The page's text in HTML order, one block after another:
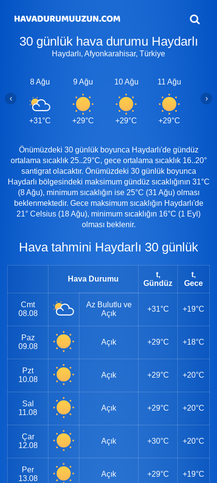
30 günlük hava durumu Haydarlı
Haydarlı, Afyonkarahisar, Türkiye
8 Ağu
+31°C
9 Ağu
+29°C
10 Ağu
+29°C
11 Ağu
+29°C
‹ ›
Önümüzdeki 30 günlük boyunca Haydarlı'de gündüz
ortalama sıcaklık 25..29°C, gece ortalama sıcaklık 16..20°
santigrat olacaktır. Önümüzdeki 30 günlük boyunca
Haydarlı bölgesindeki maksimum gündüz sıcaklığının 31°C
(8 Ağu), minimum sıcaklığın ise 25°C (31 Ağu) olması
beklenmektedir. Gece maksimum sıcaklığın Haydarlı'de
21° Celsius (18 Ağu), minimum sıcaklığın 16°C (1 Eyl)
olması beklenir.
Hava tahmini Haydarlı 30 günlük
Hava Durumu
t,
Gündüz
t,
Gece
Cmt
08.08
Az Bulutlu ve
Açık
+31°C +19°C
Paz
09.08
Açık +29°C +18°C
Pzt
10.08
Açık +29°C +20°C
Sal
11.08
Açık +29°C +20°C
Çar
12.08
Açık +30°C +20°C
Per
13.08
Açık +29°C +19°C